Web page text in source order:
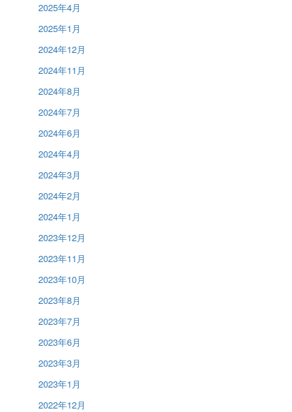
2025年4月
2025年1月
2024年12月
2024年11月
2024年8月
2024年7月
2024年6月
2024年4月
2024年3月
2024年2月
2024年1月
2023年12月
2023年11月
2023年10月
2023年8月
2023年7月
2023年6月
2023年3月
2023年1月
2022年12月